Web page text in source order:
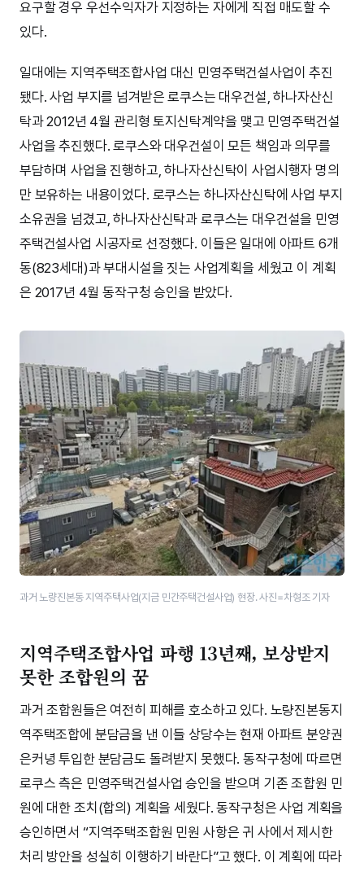
요구할 경우 우선수익자가 지정하는 자에게 직접 매도할 수
있다.
일대에는 지역주택조합사업 대신 민영주택건설사업이 추진
됐다. 사업 부지를 넘겨받은 로쿠스는 대우건설, 하나자산신
탁과 2012년 4월 관리형 토지신탁계약을 맺고 민영주택건설
사업을 추진했다. 로쿠스와 대우건설이 모든 책임과 의무를
부담하며 사업을 진행하고, 하나자산신탁이 사업시행자 명의
만 보유하는 내용이었다. 로쿠스는 하나자산신탁에 사업 부지
소유권을 넘겼고, 하나자산신탁과 로쿠스는 대우건설을 민영
주택건설사업 시공자로 선정했다. 이들은 일대에 아파트 6개
동(823세대)과 부대시설을 짓는 사업계획을 세웠고 이 계획
은 2017년 4월 동작구청 승인을 받았다.
과거 노량진본동 지역주택사업(지금 민간주택건설사업) 현장. 사진=차형조 기자
지역주택조합사업 파행 13년째, 보상받지
못한 조합원의 꿈
과거 조합원들은 여전히 피해를 호소하고 있다. 노량진본동지
역주택조합에 분담금을 낸 이들 상당수는 현재 아파트 분양권
은커녕 투입한 분담금도 돌려받지 못했다. 동작구청에 따르면
로쿠스 측은 민영주택건설사업 승인을 받으며 기존 조합원 민
원에 대한 조치(합의) 계획을 세웠다. 동작구청은 사업 계획을
승인하면서 “지역주택조합원 민원 사항은 귀 사에서 제시한
처리 방안을 성실히 이행하기 바란다”고 했다. 이 계획에 따라